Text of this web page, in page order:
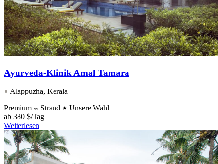
Ayurveda-Klinik Amal Tamara
Alappuzha, Kerala
Premium
Strand
Unsere Wahl
ab 380 $/Tag
Weiterlesen